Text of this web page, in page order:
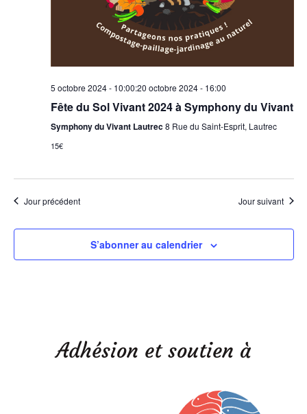
5 octobre 2024 - 10:00:20 octobre 2024 - 16:00
Fête du Sol Vivant 2024 à Symphony du Vivant
Symphony du Vivant Lautrec8 Rue du Saint-Esprit, Lautrec
15€
Jour précédent Jour suivant
S’abonner au calendrier
Adhésion et soutien à